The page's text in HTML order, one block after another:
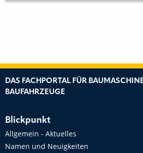
DAS FACHPORTAL FÜR
BAUFAHRZEUGE
Blickpunkt
Allgemein - Aktuelles
Namen und Neuigkeiten